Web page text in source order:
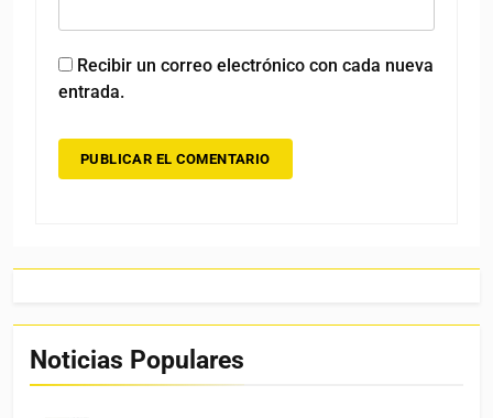
Recibir un correo electrónico con cada nueva
entrada.
Noticias Populares